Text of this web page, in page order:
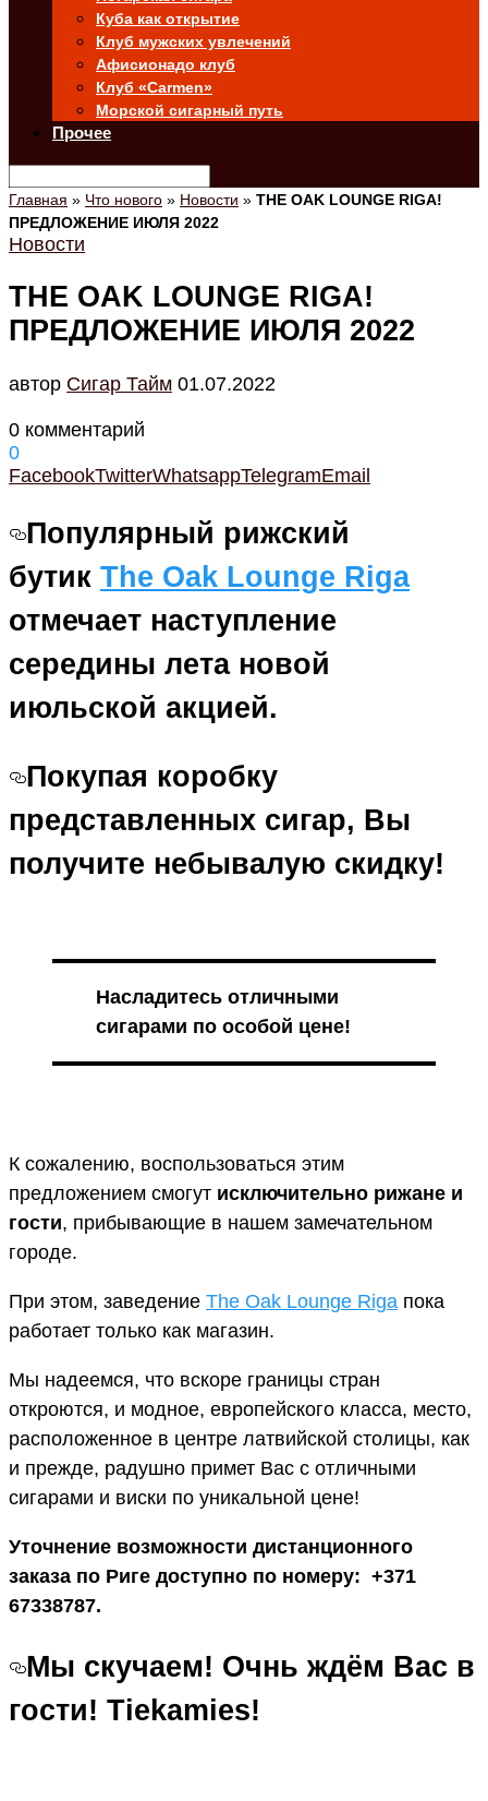
Куба как открытие
Клуб мужских увлечений
Афисионадо клуб
Клуб «Carmen»
Морской сигарный путь
Прочее
Главная » Что нового » Новости » THE OAK LOUNGE RIGA!
ПРЕДЛОЖЕНИЕ ИЮЛЯ 2022
Новости
THE OAK LOUNGE RIGA!
ПРЕДЛОЖЕНИЕ ИЮЛЯ 2022
автор Cигар Тайм 01.07.2022
0 комментарий
0
FacebookTwitterWhatsappTelegramEmail
Популярный рижский
бутик The Oak Lounge Riga
отмечает наступление
середины лета новой
июльской акцией.
Покупая коробку
представленных сигар, Вы
получите небывалую скидку!
Насладитесь отличными
сигарами по особой цене!
К сожалению, воспользоваться этим
предложением смогут исключительно рижане и
гости, прибывающие в нашем замечательном
городе.
При этом, заведение The Oak Lounge Riga пока
работает только как магазин.
Мы надеемся, что вскоре границы стран
откроются, и модное, европейского класса, место,
расположенное в центре латвийской столицы, как
и прежде, радушно примет Вас с отличными
сигарами и виски по уникальной цене!
Уточнение возможности дистанционного
заказа по Риге доступно по номеру: +371
67338787.
Мы скучаем! Очнь ждём Вас в
гости! Tiekamies!